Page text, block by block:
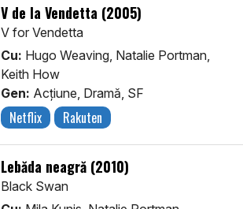
V de la Vendetta (2005)
V for Vendetta
Cu: Hugo Weaving, Natalie Portman,
Keith How
Gen: Acţiune, Dramă, SF
Netflix Rakuten
Lebăda neagră (2010)
Black Swan